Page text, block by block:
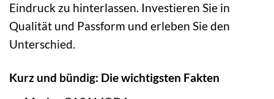
Eindruck zu hinterlassen. Investieren Sie in
Qualität und Passform und erleben Sie den
Unterschied.
Kurz und bündig: Die wichtigsten Fakten